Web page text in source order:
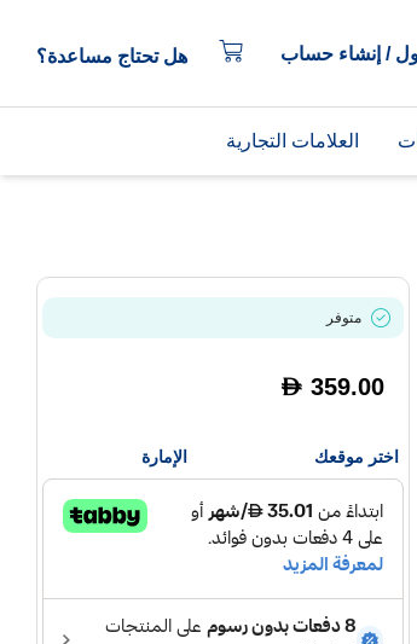
/ إنشاء حساب هل تحتاج مساعدة؟
العلامات التجارية
متوفر
D 359.00
اختر موقعك الإمارة